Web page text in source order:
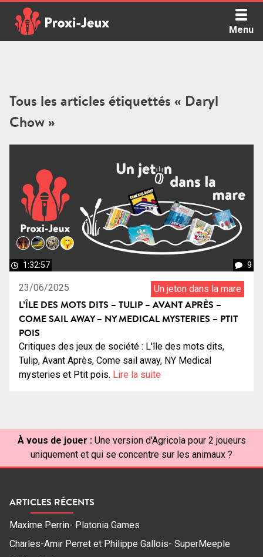
content
Menu
Tous les articles étiquettés « Daryl
Chow »
1:32:57 9
23/06/2025 Un jeton dans la mare
L’ÎLE DES MOTS DITS – TULIP – AVANT APRÈS –
COME SAIL AWAY – NY MEDICAL MYSTERIES – PTIT
POIS
Critiques des jeux de société : L'île des mots dits,
Tulip, Avant Après, Come sail away, NY Medical
mysteries et Ptit pois. Lire la suite
À vous de jouer : Une version d'Agricola pour 2 joueurs
uniquement et qui se concentre sur les animaux ?
ARTICLES RÉCENTS
Maxime Perrin- Platonia Games
Charles-Amir Perret et Philippe Gallois- SuperMeeple